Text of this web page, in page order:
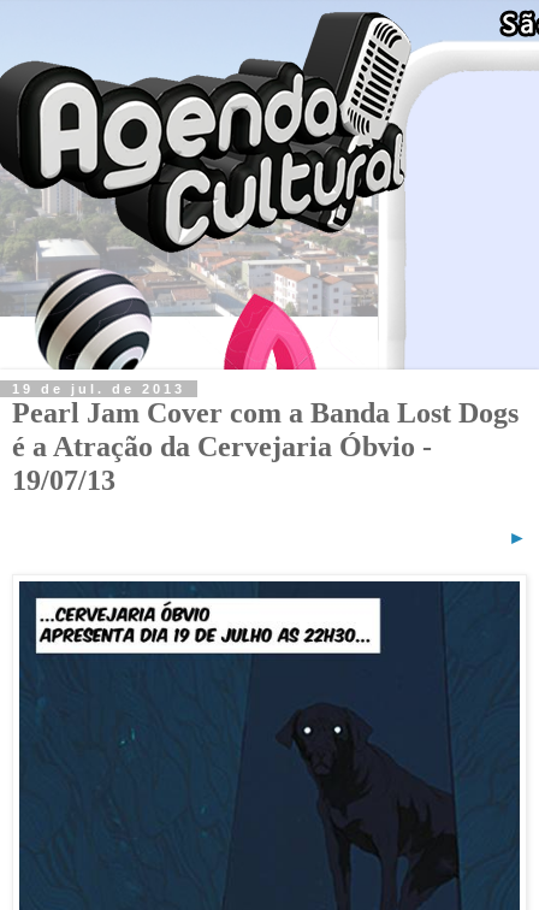
19 de jul. de 2013
Pearl Jam Cover com a Banda Lost Dogs
é a Atração da Cervejaria Óbvio -
19/07/13
►